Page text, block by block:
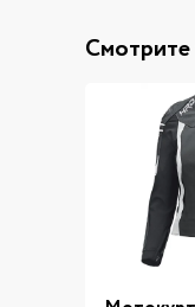
Смотрите